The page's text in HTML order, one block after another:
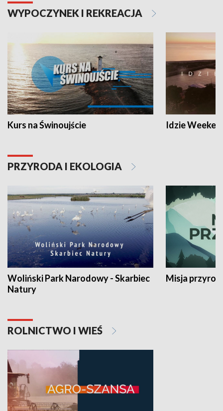
WYPOCZYNEK I REKREACJA
Kurs na Świnoujście Idzie
PRZYRODA I EKOLOGIA
Woliński Park Narodowy - Skarbiec
Natury
Misja
ROLNICTWO I WIEŚ